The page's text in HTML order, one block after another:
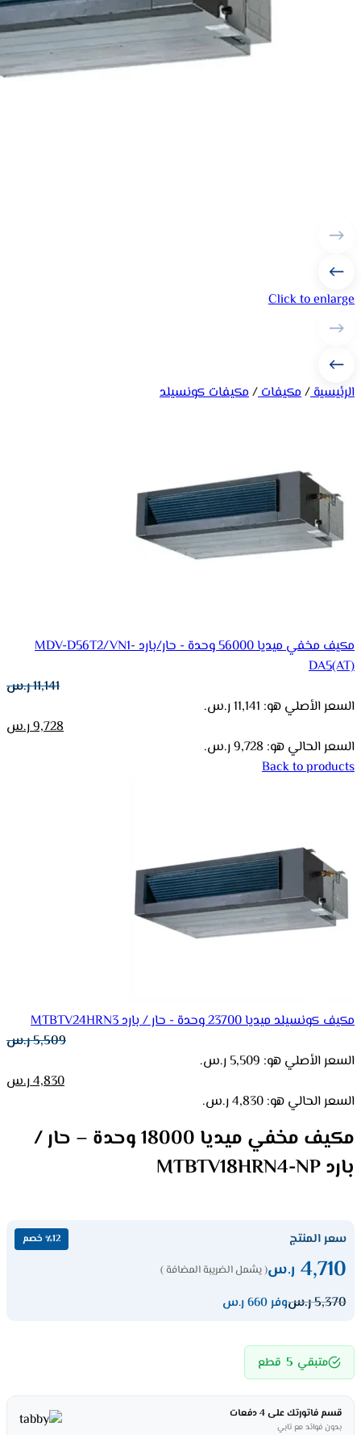
Click to enlarge
الرئيسية/مكيفات/مكيفات كونسيلد
مكيف مخفي ميديا 56000 وحدة - حار/بارد MDV-D56T2/VN1-
DA5(AT)
11,141ر.س
السعر الأصلي هو: 11,141 ر.س.
9,728ر.س
السعر الحالي هو: 9,728 ر.س.
Back to products
مكيف كونسيلد ميديا 23700 وحدة - حار / بارد MTBTV24HRN3
5,509ر.س
السعر الأصلي هو: 5,509 ر.س.
4,830ر.س
السعر الحالي هو: 4,830 ر.س.
مكيف مخفي ميديا 18000 وحدة – حار /
بارد MTBTV18HRN4-NP
سعر المنتج ٪12 خصم
4,710 ر.س( يشمل الضريبة المضافة )
5,370ر.سوفر 660 ر.س
متبقي 5 قطع
قسم فاتورتك على 4 دفعات
بدون فوائد مع تابي